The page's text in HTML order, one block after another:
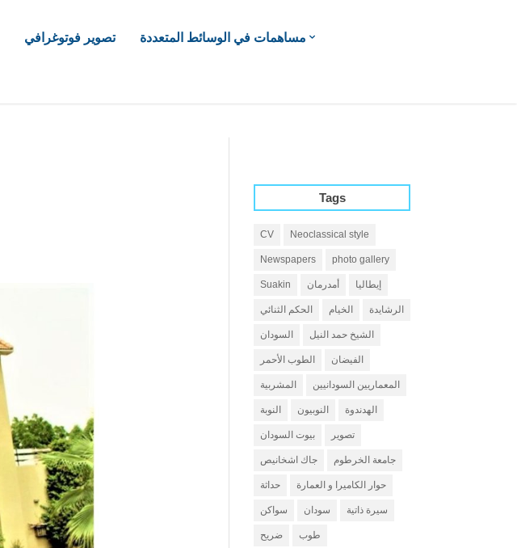
تصوير فوتوغرافي
مساهمات في الوسائط المتعددة
Tags
CV Neoclassical style
Newspapers photo gallery
Suakin أمدرمان إيطاليا
الحكم الثنائي الخيام الرشايدة
السودان الشيخ حمد النيل
الطوب الأحمر الفيضان
المشربية المعماريين السودانيين
النوبة النوبيون الهدندوة
بيوت السودان تصوير
جاك اشخانيص جامعة الخرطوم
حداثة حوار الكاميرا و العمارة
سواكن سودان سيرة ذاتية
ضريح طوب